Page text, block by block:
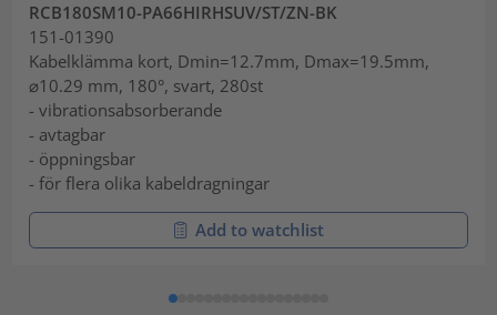
RCB180SM10-PA66HIRHSUV/ST/ZN-BK
151-01390
Kabelklämma kort, Dmin=12.7mm, Dmax=19.5mm,
⌀10.29 mm, 180°, svart, 280st
- vibrationsabsorberande
- avtagbar
- öppningsbar
- för flera olika kabeldragningar
Add to watchlist